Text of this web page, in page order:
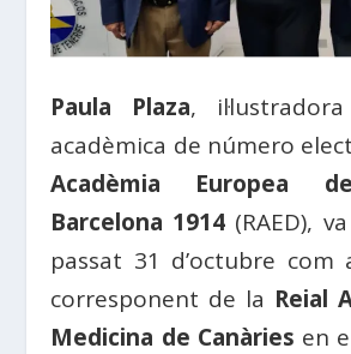
Paula Plaza,
acadèmica de número
Acadèmia Europea
Barcelona 1914 (RAED),
passat 31 d’octubre com
corresponent de la Reial
Medicina de Canàries en